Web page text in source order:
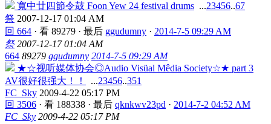
寬中廿四節令鼓 Foon Yew 24 festival drums ...23456..67
祭 2007-12-17 01:04 AM
回 664 · 看 89279 · 最后 ggudumny · 2014-7-5 09:29 AM
祭 2007-12-17 01:04 AM
664 89279 ggudumny 2014-7-5 09:29 AM
★☆视听媒体协会◎Audio Visüal Mêdia Society☆★ part 3
AV很好很强大！！
...23456..351
FC_Sky 2009-4-22 05:17 PM
回 3506 · 看 188338 · 最后 qknkwv23pd · 2014-7-2 04:52 AM
FC_Sky 2009-4-22 05:17 PM